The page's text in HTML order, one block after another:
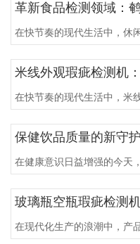
革新食品检测领域：
在快节奏的现代生活中，休
米线外观瑕疵检测机
在快节奏的现代生活中，米
保健饮品质量的新守
在健康意识日益增强的今天
玻璃瓶空瓶瑕疵检测
在现代化生产的浪潮中，产